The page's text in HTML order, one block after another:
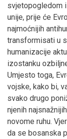
svjetopogledom
unije, prije će
najmoćnijih
transformisati u
humanizacije
izostanku
Umjesto toga,
vojske, kako bi,
svako drugo
njenih
novome ruhu.
da se bosanska